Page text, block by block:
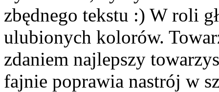
zbędnego tekstu :) W roli
ulubionych kolorów.
zdaniem najlepszy
fajnie poprawia nastrój w